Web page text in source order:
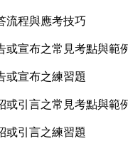
流程與應考技巧
或宣布之常見考點與範
或宣布之練習題
或引言之常見考點與範
或引言之練習題